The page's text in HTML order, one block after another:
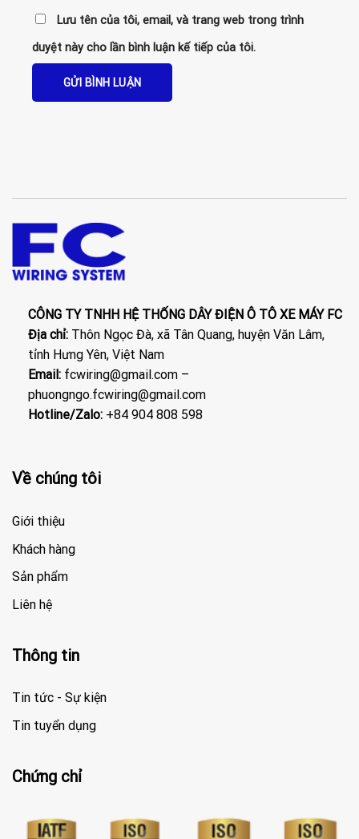
Lưu tên của tôi, email, và trang web trong trình
duyệt này cho lần bình luận kế tiếp của tôi.
CÔNG TY TNHH HỆ THỐNG DÂY ĐIỆN Ô TÔ XE MÁY FC
Địa chỉ: Thôn Ngọc Đà, xã Tân Quang, huyện Văn Lâm,
tỉnh Hưng Yên, Việt Nam
Email: fcwiring@gmail.com –
phuongngo.fcwiring@gmail.com
Hotline/Zalo: +84 904 808 598
Về chúng tôi
Giới thiệu
Khách hàng
Sản phẩm
Liên hệ
Thông tin
Tin tức - Sự kiện
Tin tuyển dụng
Chứng chỉ